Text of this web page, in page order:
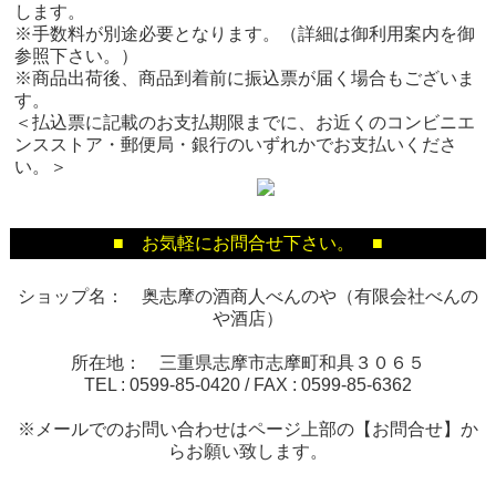
します。
※手数料が別途必要となります。（詳細は御利用案内を御
参照下さい。）
※商品出荷後、商品到着前に振込票が届く場合もございま
す。
＜払込票に記載のお支払期限までに、お近くのコンビニエ
ンスストア・郵便局・銀行のいずれかでお支払いくださ
い。＞
■ お気軽にお問合せ下さい。 ■
ショップ名： 奥志摩の酒商人べんのや（有限会社べんの
や酒店）
所在地： 三重県志摩市志摩町和具３０６５
TEL : 0599-85-0420 / FAX : 0599-85-6362
※メールでのお問い合わせはページ上部の【お問合せ】か
らお願い致します。